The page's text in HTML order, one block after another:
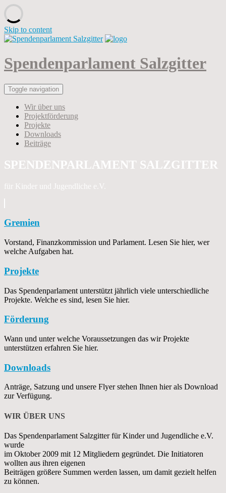
Skip to content
Spendenparlament Salzgitter
Toggle navigation
Wir über uns
Projektförderung
Projekte
Downloads
Beiträge
SPENDENPARLAMENT SALZGITTER
für Kinder und Jugendliche e.V.
Gremien
Vorstand, Finanzkommission und Parlament. Lesen Sie hier, wer
welche Aufgaben hat.
Projekte
Das Spendenparlament unterstützt jährlich viele unterschiedliche
Projekte. Welche es sind, lesen Sie hier.
Förderung
Wann und unter welche Voraussetzungen das wir Projekte
unterstützen erfahren Sie hier.
Downloads
Anträge, Satzung und unsere Flyer stehen Ihnen hier als Download
zur Verfügung.
WIR ÜBER UNS
Das Spendenparlament Salzgitter für Kinder und Jugendliche e.V.
wurde
im Oktober 2009 mit 12 Mitgliedern gegründet. Die Initiatoren
wollten aus ihren eigenen
Beiträgen größere Summen werden lassen, um damit gezielt helfen
zu können.